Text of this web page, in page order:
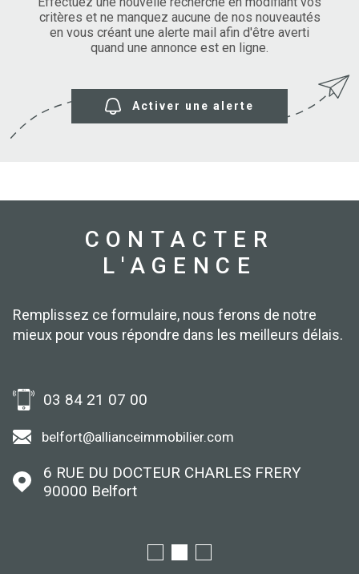
NOS
VENDUS
critères et ne manquez aucune de nos nouveautés
en vous créant une alerte mail afin d'être averti
quand une annonce est en ligne.
Activer une alerte
CONTACTER
L'AGENCE
Remplissez ce formulaire, nous ferons de notre
mieux pour vous répondre dans les meilleurs délais.
03 84 21 07 00
belfort@allianceimmobilier.com
6 RUE DU DOCTEUR CHARLES FRERY
90000
Belfort
Pièces
PIÈCES
RÉFÉRENCE
PLUS DE CRITÈRES
RECHERCHER